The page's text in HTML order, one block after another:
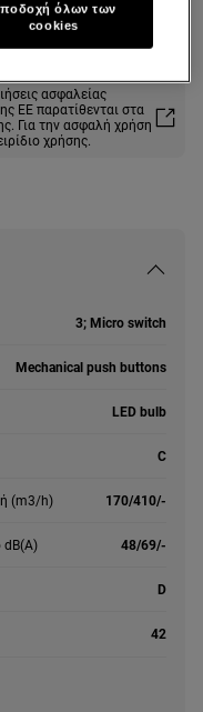
ασφαλείας
ΕΕ παρατίθενται στα
Για την ασφαλή χρήση
χρήσης.
3; Micro switch
Mechanical push buttons
LED bulb
C
(m3/h) 170/410/-
dB(A) 48/69/-
D
42
όλων των
cookies